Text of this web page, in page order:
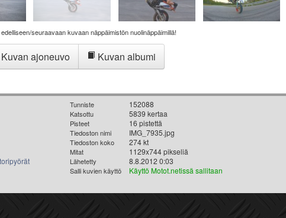
seuraavaan kuvaan näppäimistön nuolinäppäimillä!
Kuvan ajoneuvo Kuvan albumi
Tunniste 152088
Katsottu 5839 kertaa
Pisteet 16 pistettä
Tiedoston nimi IMG_7935.jpg
Tiedoston koko 274 kt
Mitat 1129x744 pikseliä
Lähetetty 8.8.2012 0:03
Salli kuvien käyttö Käyttö Motot.netissä sallitaan